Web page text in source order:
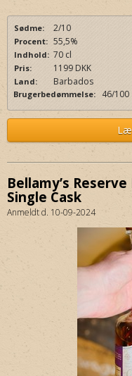
Sødme: 2/10
Procent: 55,5%
Indhold: 70 cl
Pris: 1199 DKK
Land: Barbados
Brugerbedømmelse: 46/100
Bellamy’s
Single Cask
Anmeldt d. 10-09-2024